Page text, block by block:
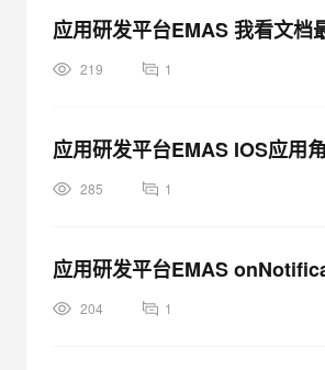
应用研发平台EMAS 我看文档
219 1
应用研发平台EMAS IOS应用
285 1
应用研发平台EMAS
204 1